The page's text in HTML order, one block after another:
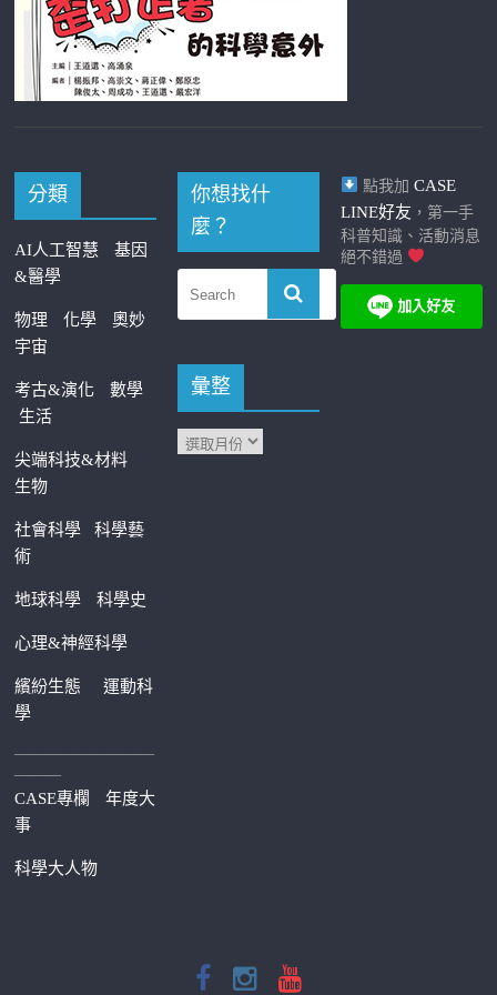
分類
AI人工智慧
基因
&醫學
物理 化學
奧妙
宇宙
考古&演化
數學
生活
尖端科技&材料
生物
社會科學科學藝
術
地球科學 科學史
心理&神經科學
繽紛生態運動科
學
—————————
———
CASE專欄
年度大
事
科學大人物
你想找什
麼？
彙整
點我加 CASE
LINE好友 ，第一手
科普知識、活動消息
絕不錯過